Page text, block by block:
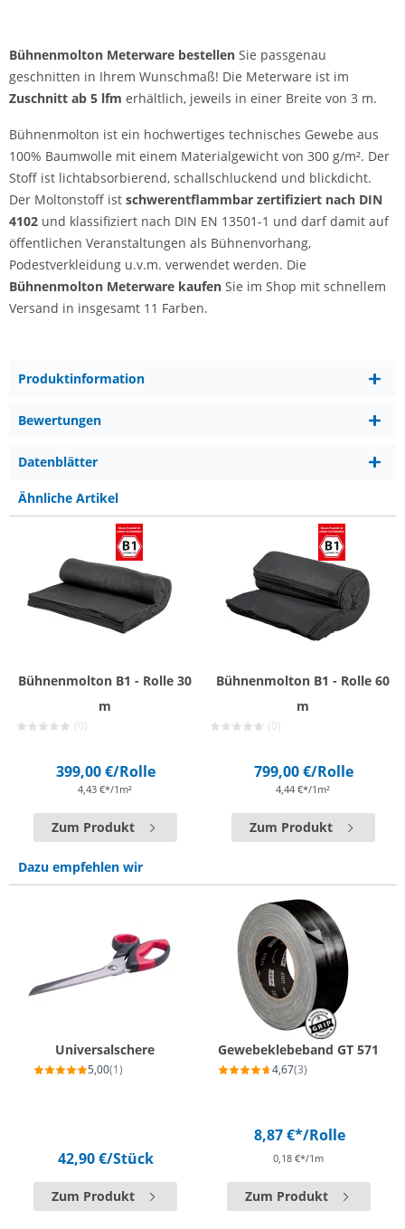
Bühnenmolton Meterware bestellen Sie passgenau
geschnitten in Ihrem Wunschmaß! Die Meterware ist im
Zuschnitt ab 5 lfm erhältlich, jeweils in einer Breite von 3 m.
Bühnenmolton ist ein hochwertiges technisches Gewebe aus
100% Baumwolle mit einem Materialgewicht von 300 g/m². Der
Stoff ist lichtabsorbierend, schallschluckend und blickdicht.
Der Moltonstoff ist schwerentflammbar zertifiziert nach DIN
4102 und klassifiziert nach DIN EN 13501-1 und darf damit auf
öffentlichen Veranstaltungen als Bühnenvorhang,
Podestverkleidung u.v.m. verwendet werden. Die
Bühnenmolton Meterware kaufen Sie im Shop mit schnellem
Versand in insgesamt 11 Farben.
Produktinformation
Bewertungen
Datenblätter
Ähnliche Artikel
Bühnenmolton B1 - Rolle 30
m
(0)
399,00 €/Rolle
4,43 €*/1m²
Zum Produkt
Bühnenmolton B1 - Rolle 60
m
(0)
799,00 €/Rolle
4,44 €*/1m²
Zum Produkt
Dazu empfehlen wir
Universalschere
5,00(1)
42,90 €/Stück
Zum Produkt
Gewebeklebeband GT 571
4,67(3)
8,87 €*/Rolle
0,18 €*/1m
Zum Produkt